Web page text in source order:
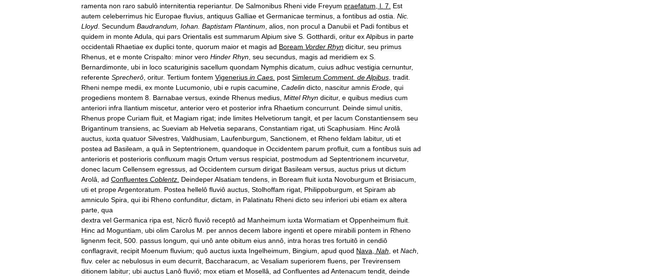
ramenta non raro sabulô internitentia reperiantur. De Salmonibus Rheni vide Freyum praefatum l 7
Est
autem celeberrimus hic Europae fluvius antiquus Galliae et Germanicae terminus a fontibus ad ostia Nic
Lloyd Secundum Baudrandum Iohan Baptistam Plantinum alios non procul a Danubii et Padi fontibus et
quidem in monteAdula qui pars Orientalis est summarum Alpium sive S Gotthardi oritur exAlpibus in parte
occidentali Rhaetiae ex duplici tonte quorum maior et magis ad Boream Vorder Rhyn dicitur, seu primus
Rhenus et e monte Crispalto: minor vero Hinder Rhyn seu secundus magis ad meridiem ex S
Bernardimonte ubi in loco scaturiginis sacellum quondam Nymphis dicatum cuius adhuc vestigia cernuntur,
referente Sprecherô oritur. Tertium fontem Vigenerius in Caes post Simlerum Comment. deAlpibus tradit
Rheni nempe medii ex monte Lucumonio ubi e rupis cacumine Cadelin dicto nascitur amnis Erode qui
progediens montem 8 Barnabae versus exinde Rhenus medius Mittel Rhyn dicitur, e quibus medius cum
anteriori infra Ilantium miscetur, anterior vero et posterior infra Rhaetium concurrunt Deinde simul unitis
Rhenus prope Curiam fluit et Magiam rigat; inde limites Helvetiorum tangit et per lacum Constantiensem seu
Brigantinum transiens ac Sueviam ab Helvetia separans Constantiam rigat uti Scaphusiam HincArolâ
auctus iuxta quatuor Silvestres Valdhusiam Laufenburgum Sanctionem et Rheno feldam labitur, uti et
postea ad Basileam a quâ in Septentrionem quandoque in Occidentem parum profluit cum a fontibus suis ad
anterioris et posterioris confluxum magis Ortum versus respiciat postmodum ad Septentrionem incurvetur,
donec lacum Cellensem egressus ad Occidentem cursum dirigat Basileam versus auctus prius ut dictum
Arolâ ad Confluentes Coblentz DeindeperAlsatiam tendens in Boream fluit iuxta Novoburgum et Brisiacum
uti et propeArgentoratum Postea hellelô fluviô auctus Stolhoffam rigat Philippoburgum et Spiram ab
amniculo Spira qui ibi Rheno confunditur, dictam in Palatinatu Rheni dicto seu inferiori ubi etiam ex altera
parte qua
dextra vel Germanica ripa est Nicrô fluviô receptô ad Manheimum iuxta Wormatiam et Oppenheimum fluit
Hinc ad Moguntiam ubi olim Carolus M per annos decem labore ingenti et opere mirabili pontem in Rheno
lignenm fecit 500 passus longum qui unô ante obitum eius annô intra horas tres fortuitô in cendiô
conflagravit recipit Moenum fluvium; quô auctus iuxta Ingelheimum Bingium apud quod Nava Nah et Nach
fluv. celer ac nebulosus in eum decurrit Baccharacum ac Vesaliam superiorem fluens per Trevirensem
ditionem labitur; ubi auctus Lanô fluviô; mox etiam et Mosellâ ad Confluentes ad Antenacum tendit deinde